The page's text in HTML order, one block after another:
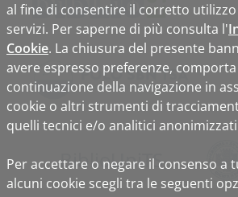
BiblioUniTS
al fine di consentire il corretto
servizi. Per saperne di più consulta l'
Cookie. La chiusura del presente
avere espresso preferenze, comporta
continuazione della navigazione in
cookie o altri strumenti di
quelli tecnici e/o analitici
Per accettare o negare il consenso a
alcuni cookie scegli tra le seguenti